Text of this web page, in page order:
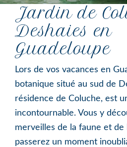
Jardin de
Deshaies en
Guadeloupe
Lors de vos vacances en
botanique situé au sud de
résidence de Coluche, est
incontournable. Vous y
merveilles de la faune et
passerez un moment